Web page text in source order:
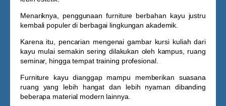
Menariknya, penggunaan furniture berbahan kayu justru
kembali populer di berbagai lingkungan akademik.
Karena itu, pencarian mengenaigambar kursi kuliah dari
kayu mulai semakin sering dilakukan oleh kampus, ruang
seminar, hingga tempat training profesional.
Furniture kayu dianggap mampu memberikan suasana
ruang yang lebih hangat dan lebih nyaman dibanding
beberapa material modern lainnya.